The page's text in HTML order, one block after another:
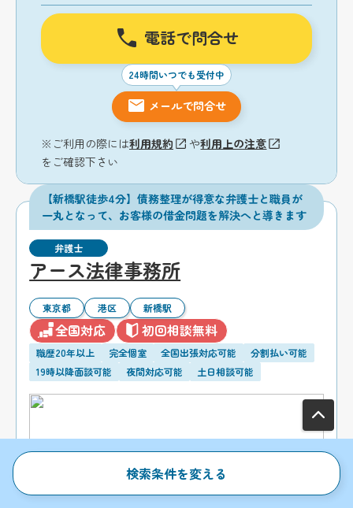
電話で問合せ
24時間いつでも受付中
メールで問合せ
※ご利用の際には利用規約 や利用上の注意
をご確認下さい
【新橋駅徒歩4分】債務整理が得意な弁護士と職員が
一丸となって、お客様の借金問題を解決へと導きます
弁護士
アース法律事務所
東京都 港区 新橋駅
全国対応 初回相談無料
職歴20年以上 完全個室 全国出張対応可能
分割払い可能
19時以降面談可能
夜間対応可能 土日相談可能
検索条件を変える